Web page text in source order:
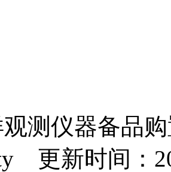
测仪器备品
更新时间：